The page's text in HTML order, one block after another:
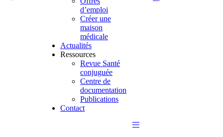
d’emploi
Créer une
maison
médicale
Actualités
Ressources
Revue Santé
conjuguée
Centre de
documentation
Publications
Contact